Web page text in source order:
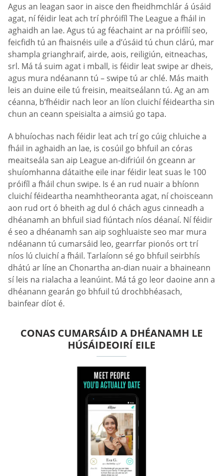
Agus an leagan saor in aisce den fheidhmchlár á úsáid
agat, ní féidir leat ach trí phróifíl The League a fháil in
aghaidh an lae. Agus tú ag féachaint ar na próifílí seo,
feicfidh tú an fhaisnéis uile a d’úsáid tú chun clárú, mar
shampla grianghraif, airde, aois, reiligiún, eitneachas,
srl. Má tá suim agat i mball, is féidir leat swipe ar dheis,
agus mura ndéanann tú – swipe tú ar chlé. Más maith
leis an duine eile tú freisin, meaitseálann tú. Ag an am
céanna, b’fhéidir nach leor an líon cluichí féideartha sin
chun an ceann speisialta a aimsiú go tapa.
A bhuíochas nach féidir leat ach trí go cúig chluiche a
fháil in aghaidh an lae, is cosúil go bhfuil an córas
meaitseála san aip League an-difriúil ón gceann ar
shuíomhanna dátaithe eile inar féidir leat suas le 100
próifíl a fháil chun swipe. Is é an rud nuair a bhíonn
cluichí féideartha neamhtheoranta agat, ní choisceann
aon rud ort ó bheith ag dul ó chách agus cinneadh a
dhéanamh an bhfuil siad fiúntach níos déanaí. Ní féidir
é seo a dhéanamh san aip soghluaiste seo mar mura
ndéanann tú cumarsáid leo, gearrfar pionós ort trí
níos lú cluichí a fháil. Tarlaíonn sé go bhfuil seirbhís
dhátú ar líne an Chonartha an-dian nuair a bhaineann
sí leis na rialacha a leanúint. Má tá go leor daoine ann a
dhéanann gearán go bhfuil tú drochbhéasach,
bainfear díot é.
CONAS CUMARSÁID A DHÉANAMH LE
HÚSÁIDEOIRÍ EILE